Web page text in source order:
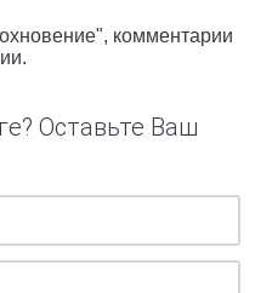
комментарии
Оставьте Ваш